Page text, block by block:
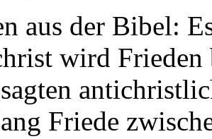
aus der Bibel:
wird
Friede